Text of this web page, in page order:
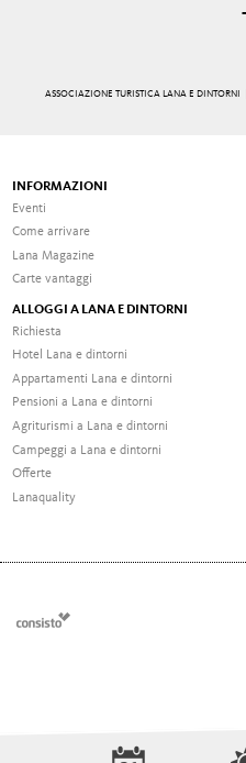
ASSOCIAZIONE TURISTICA LANA E DINTORNI |
INFORMAZIONI
Eventi
Come arrivare
Lana Magazine
Carte vantaggi
ALLOGGI A LANA E DINTORNI
Richiesta
Hotel Lana e dintorni
Appartamenti Lana e dintorni
Pensioni a Lana e dintorni
Agriturismi a Lana e dintorni
Campeggi a Lana e dintorni
Offerte
Lanaquality